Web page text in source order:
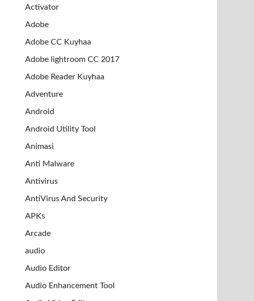
Activator
Adobe
Adobe CC Kuyhaa
Adobe lightroom CC 2017
Adobe Reader Kuyhaa
Adventure
Android
Android Utility Tool
Animasi
Anti Malware
Antivirus
AntiVirus And Security
APKs
Arcade
audio
Audio Editor
Audio Enhancement Tool